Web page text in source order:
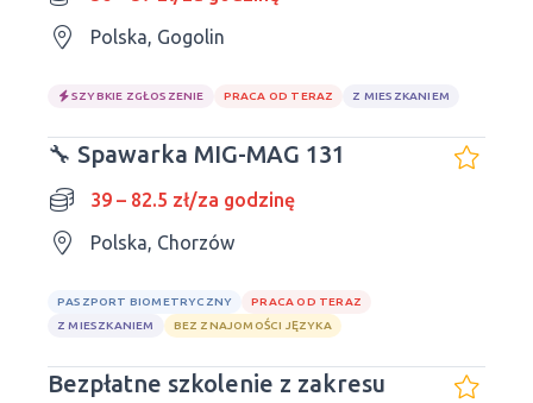
Polska, Gogolin
SZYBKIE ZGŁOSZENIE PRACA OD TERAZ Z MIESZKANIEM
🔧 Spawarka MIG-MAG 131
39 – 82.5 zł/za godzinę
Polska, Chorzów
PASZPORT BIOMETRYCZNY
PRACA OD TERAZ
Z MIESZKANIEM
BEZ ZNAJOMOŚCI JĘZYKA
Bezpłatne szkolenie z zakresu